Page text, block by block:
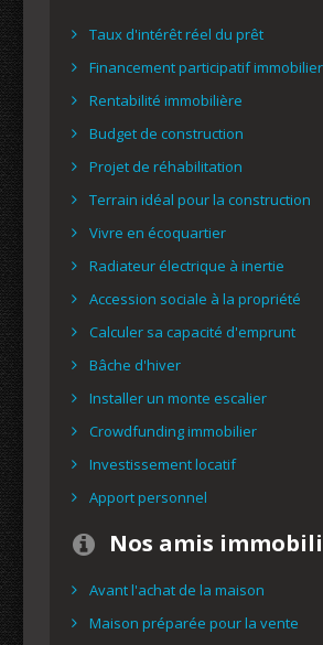
Taux d'intérêt réel du prêt
Financement participatif immobilier
Rentabilité immobilière
Budget de construction
Projet de réhabilitation
Terrain idéal pour la construction
Vivre en écoquartier
Radiateur électrique à inertie
Accession sociale à la propriété
Calculer sa capacité d'emprunt
Bâche d'hiver
Installer un monte escalier
Crowdfunding immobilier
Investissement locatif
Apport personnel
Nos amis
Avant l'achat de la maison
Maison préparée pour la vente